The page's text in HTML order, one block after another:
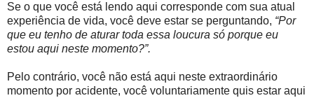
Se o que você está lendo aqui corresponde com sua atual
experiência de vida, você deve estar se perguntando, “Por
que eu tenho de aturar toda essa loucura só porque eu
estou aqui neste momento?”.
Pelo contrário, você não está aqui neste extraordinário
momento por acidente, você voluntariamente quis estar aqui